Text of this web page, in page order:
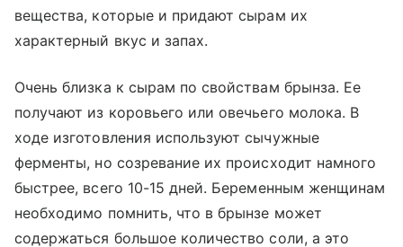
вещества, которые и придают сырам их
характерный вкус и запах.
Очень близка к сырам по свойствам брынза. Ее
получают из коровьего или овечьего молока. В
ходе изготовления используют сычужные
ферменты, но созревание их происходит намного
быстрее, всего 10-15 дней. Беременным женщинам
необходимо помнить, что в брынзе может
содержаться большое количество соли, а это